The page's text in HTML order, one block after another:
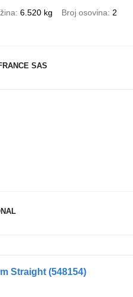
6.520 kg Broj osovina 2
SAS
Straight (548154)